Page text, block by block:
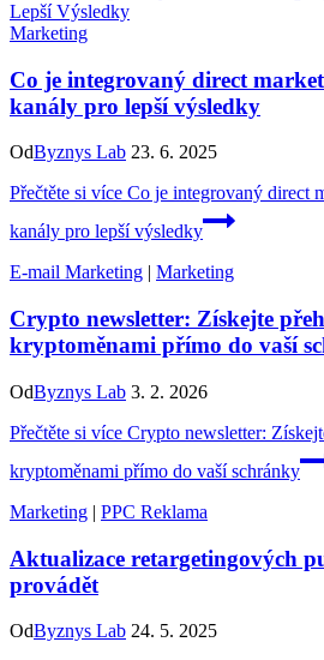
Marketing
Co je integrovaný direct
kanály pro lepší výsledky
OdByznys Lab 23. 6. 2025
Přečtěte si více Co je integrovaný direct
kanály pro lepší výsledky
E-mail Marketing | Marketing
Crypto newsletter: Získejte
kryptoměnami přímo do vaší
OdByznys Lab 3. 2. 2026
Přečtěte si více Crypto newsletter:
kryptoměnami přímo do vaší schránky
Marketing | PPC Reklama
Aktualizace retargetingových
provádět
OdByznys Lab 24. 5. 2025